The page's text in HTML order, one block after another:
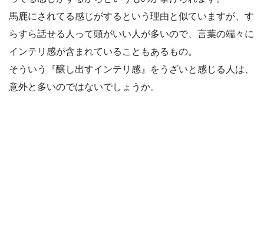
馬鹿にされてる感じがするという理由と似ていますが、す
らすら話せる人って頭がいい人が多いので、言葉の端々に
インテリ感が含まれていることもあるもの。
そういう『醸し出すインテリ感』をうざいと感じる人は、
意外と多いのではないでしょうか。